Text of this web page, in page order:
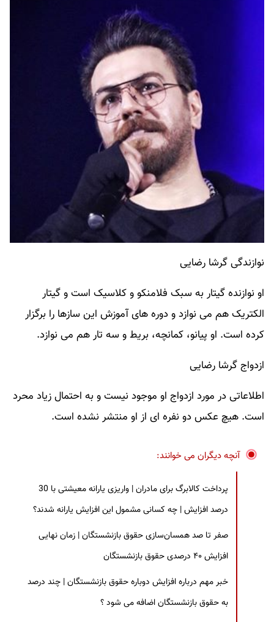
نوازندگی گرشا رضایی
او نوازنده گیتار به سبک فلامنکو و کلاسیک است و گیتار
الکتریک هم می نوازد و دوره های آموزش این سازها را برگزار
کرده است. او پیانو، کمانچه، بریط و سه تار هم می نوازد.
ازدواج گرشا رضایی
اطلاعاتی در مورد ازدواج او موجود نیست و به احتمال زیاد محرد
است. هیچ عکس دو نفره ای از او منتشر نشده است.
آنچه دیگران می خوانند:
پرداخت کالابرگ برای مادران | واریزی یارانه معیشتی با 30
درصد افزایش | چه کسانی مشمول این افزایش یارانه شدند؟
صفر تا صد همسان‌سازی حقوق بازنشستگان | زمان نهایی
افزایش ۴۰ درصدی حقوق بازنشستگان
خبر مهم درباره افزایش دوباره حقوق بازنشستگان | چند درصد
به حقوق بازنشستگان اضافه می شود ؟